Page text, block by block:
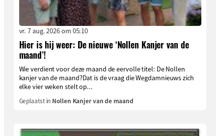
vr. 7 aug. 2026 om 05:10
Hier is hij weer: De nieuwe ‘Nollen Kanjer van de
maand’!
Wie verdient voor deze maand de eervolle titel: De Nollen
kanjer van de maand?Dat is de vraag die Wegdamnieuws zich
elke vier weken stelt op...
Geplaatst in Nollen Kanjer van de maand